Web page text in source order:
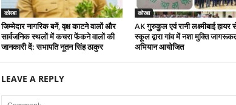
कोरबा
जिम्मेदार नागरिक बनें, वृक्ष काटने वालों और
सार्वजनिक स्थलों में कचरा फेंकने वालों की
जानकारी दें: सभापति नूतन सिंह ठाकुर
कोरबा
AK गुरुकुल एवं रानी लक्ष्मीबाई हायर
स्कूल द्वारा गांव में नशा मुक्ति
अभियान आयोजित
LEAVE A REPLY